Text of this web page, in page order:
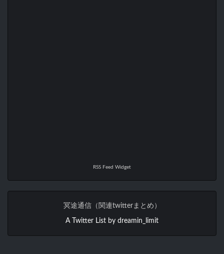
RSS Feed Widget
冥途通信（関連twitterまとめ）
A Twitter List by dreamin_limit